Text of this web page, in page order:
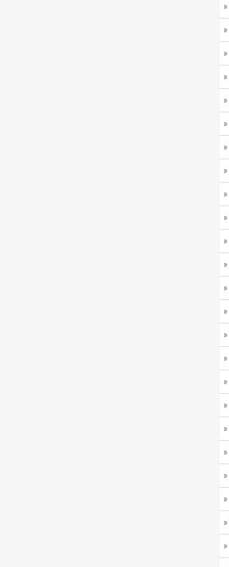
»
»
»
»
»
»
»
»
»
»
»
»
»
»
»
»
»
»
»
»
»
»
»
»